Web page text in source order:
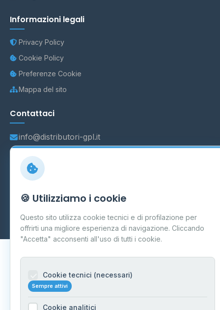
Informazioni legali
Privacy Policy
Cookie Policy
Preferenze Cookie
Mappa del sito
Contattaci
info@distributori-gpl.it
Carpi P.IVA 03859300364
Dati forniti daMinistero delle Imprese e del Made in Italy
Aggiornamento quotidiano
🍪 Utilizziamo i cookie
Questo sito utilizza cookie tecnici e di profilazione per
offrirti una migliore esperienza di navigazione. Cliccando
"Accetta" acconsenti all'uso di tutti i cookie.
Cookie tecnici (necessari)
Sempre attivi
Cookie analitici